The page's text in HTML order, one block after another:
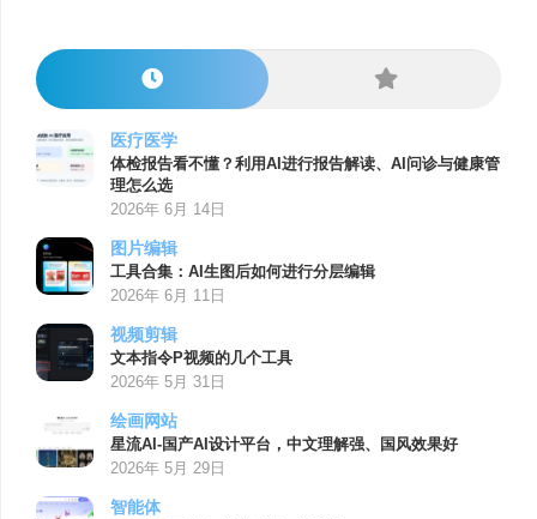
医疗医学
体检报告看不懂？利用AI进行报告解读、AI问诊与健康管
理怎么选
2026年 6月 14日
图片编辑
工具合集：AI生图后如何进行分层编辑
2026年 6月 11日
视频剪辑
文本指令P视频的几个工具
2026年 5月 31日
绘画网站
星流AI-国产AI设计平台，中文理解强、国风效果好
2026年 5月 29日
智能体